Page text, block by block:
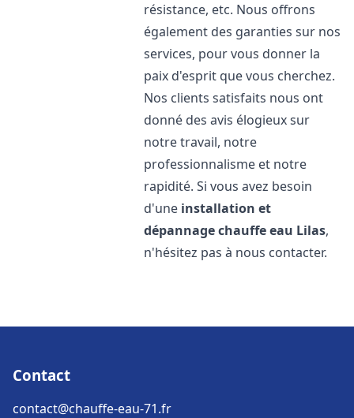
résistance, etc. Nous offrons
également des garanties sur nos
services, pour vous donner la
paix d'esprit que vous cherchez.
Nos clients satisfaits nous ont
donné des avis élogieux sur
notre travail, notre
professionnalisme et notre
rapidité. Si vous avez besoin
d'une installation et
dépannage chauffe eau Lilas,
n'hésitez pas à nous contacter.
Contact
contact@chauffe-eau-71.fr